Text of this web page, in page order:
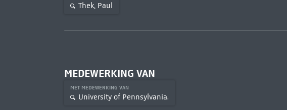
Thek, Paul
MEDEWERKING VAN
MET MEDEWERKING VAN
University of Pennsylvania.